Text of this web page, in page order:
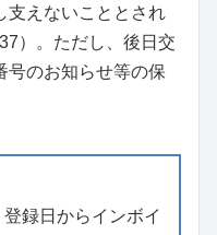
支えないこととされ
）。ただし、後日交
号のお知らせ等の保
録日からインボイ